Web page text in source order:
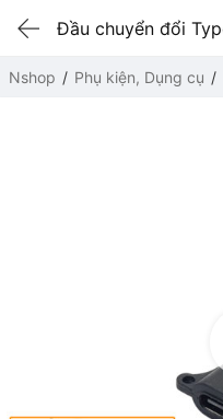
Nshop Phụ kiện, Dụng cụ